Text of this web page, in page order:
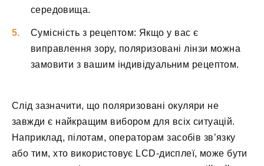
середовища.
Сумісність з рецептом: Якщо у вас є
виправлення зору, поляризовані лінзи можна
замовити з вашим індивідуальним рецептом.
Слід зазначити, що поляризовані окуляри не
завжди є найкращим вибором для всіх ситуацій.
Наприклад, пілотам, операторам засобів зв’язку
або тим, хто використовує LCD-дисплеї, може бути